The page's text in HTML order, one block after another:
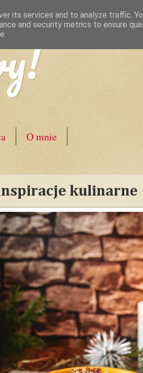
O mnie
kulinarne
its services and to analyze traffic.
and security metrics to ensure